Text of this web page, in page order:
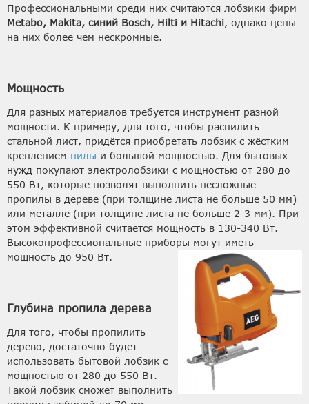
Профессиональными среди них считаются лобзики фирм
Metabo, Makita, синий Bosch, Hilti и Hitachi, однако цены
на них более чем нескромные.
Мощность
Для разных материалов требуется инструмент разной
мощности. К примеру, для того, чтобы распилить
стальной лист, придётся приобретать лобзик с жёстким
креплением пилы и большой мощностью. Для бытовых
нужд покупают электролобзики с мощностью от 280 до
550 Вт, которые позволят выполнить несложные
пропилы в дереве (при толщине листа не больше 50 мм)
или металле (при толщине листа не больше 2-3 мм). При
этом эффективной считается мощность в 130-340 Вт.
Высокопрофессиональные приборы могут иметь
мощность до 950 Вт.
Глубина пропила дерева
Для того, чтобы пропилить
дерево, достаточно будет
использовать бытовой лобзик с
мощностью от 280 до 550 Вт.
Такой лобзик сможет выполнить